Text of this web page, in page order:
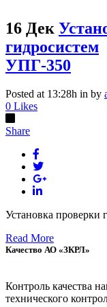
16 Дек
гидросистем
УПГ-350
Posted at 13:28h in by
0 Likes
Share
Установка проверки
Read More
Качество АО «ЗКРЛ»
Контроль качества
технического